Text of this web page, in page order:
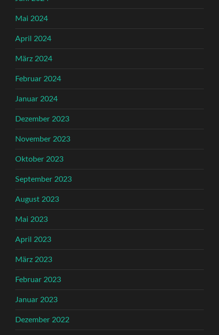
Mai 2024
April 2024
März 2024
Februar 2024
Januar 2024
Dezember 2023
November 2023
Oktober 2023
September 2023
August 2023
Mai 2023
April 2023
März 2023
Februar 2023
Januar 2023
Dezember 2022